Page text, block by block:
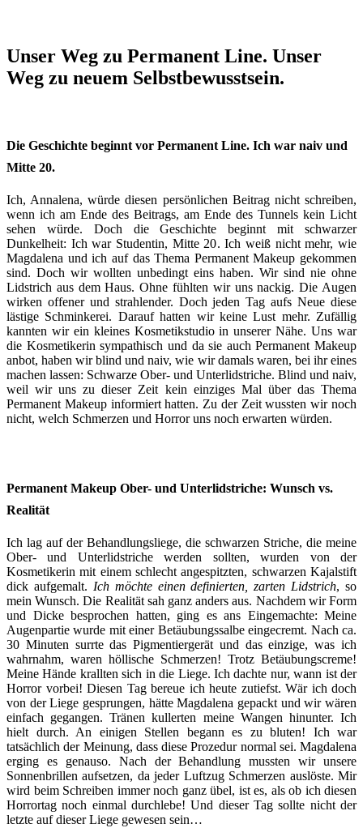
Unser Weg zu Permanent Line. Unser
Weg zu neuem Selbstbewusstsein.
Die Geschichte beginnt vor Permanent Line. Ich war naiv und
Mitte 20.
Ich, Annalena, würde diesen persönlichen Beitrag nicht schreiben,
wenn ich am Ende des Beitrags, am Ende des Tunnels kein Licht
sehen würde. Doch die Geschichte beginnt mit schwarzer
Dunkelheit: Ich war Studentin, Mitte 20. Ich weiß nicht mehr, wie
Magdalena und ich auf das Thema Permanent Makeup gekommen
sind. Doch wir wollten unbedingt eins haben. Wir sind nie ohne
Lidstrich aus dem Haus. Ohne fühlten wir uns nackig. Die Augen
wirken offener und strahlender. Doch jeden Tag aufs Neue diese
lästige Schminkerei. Darauf hatten wir keine Lust mehr. Zufällig
kannten wir ein kleines Kosmetikstudio in unserer Nähe. Uns war
die Kosmetikerin sympathisch und da sie auch Permanent Makeup
anbot, haben wir blind und naiv, wie wir damals waren, bei ihr eines
machen lassen: Schwarze Ober- und Unterlidstriche. Blind und naiv,
weil wir uns zu dieser Zeit kein einziges Mal über das Thema
Permanent Makeup informiert hatten. Zu der Zeit wussten wir noch
nicht, welch Schmerzen und Horror uns noch erwarten würden.
Permanent Makeup Ober- und Unterlidstriche: Wunsch vs.
Realität
Ich lag auf der Behandlungsliege, die schwarzen Striche, die meine
Ober- und Unterlidstriche werden sollten, wurden von der
Kosmetikerin mit einem schlecht angespitzten, schwarzen Kajalstift
dick aufgemalt. Ich möchte einen definierten, zarten Lidstrich, so
mein Wunsch. Die Realität sah ganz anders aus. Nachdem wir Form
und Dicke besprochen hatten, ging es ans Eingemachte: Meine
Augenpartie wurde mit einer Betäubungssalbe eingecremt. Nach ca.
30 Minuten surrte das Pigmentiergerät und das einzige, was ich
wahrnahm, waren höllische Schmerzen! Trotz Betäubungscreme!
Meine Hände krallten sich in die Liege. Ich dachte nur, wann ist der
Horror vorbei! Diesen Tag bereue ich heute zutiefst. Wär ich doch
von der Liege gesprungen, hätte Magdalena gepackt und wir wären
einfach gegangen. Tränen kullerten meine Wangen hinunter. Ich
hielt durch. An einigen Stellen begann es zu bluten! Ich war
tatsächlich der Meinung, dass diese Prozedur normal sei. Magdalena
erging es genauso. Nach der Behandlung mussten wir unsere
Sonnenbrillen aufsetzen, da jeder Luftzug Schmerzen auslöste. Mir
wird beim Schreiben immer noch ganz übel, ist es, als ob ich diesen
Horrortag noch einmal durchlebe! Und dieser Tag sollte nicht der
letzte auf dieser Liege gewesen sein…